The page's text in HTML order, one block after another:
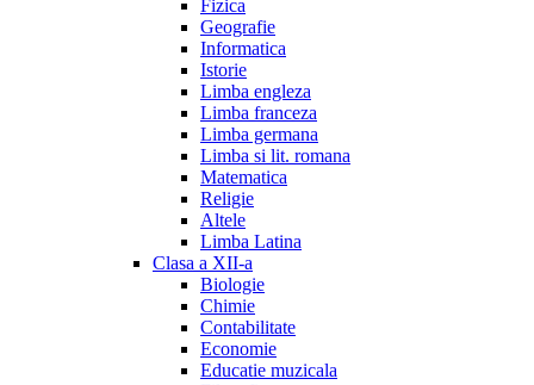
Fizica
Geografie
Informatica
Istorie
Limba engleza
Limba franceza
Limba germana
Limba si lit. romana
Matematica
Religie
Altele
Limba Latina
Clasa a XII-a
Biologie
Chimie
Contabilitate
Economie
Educatie muzicala